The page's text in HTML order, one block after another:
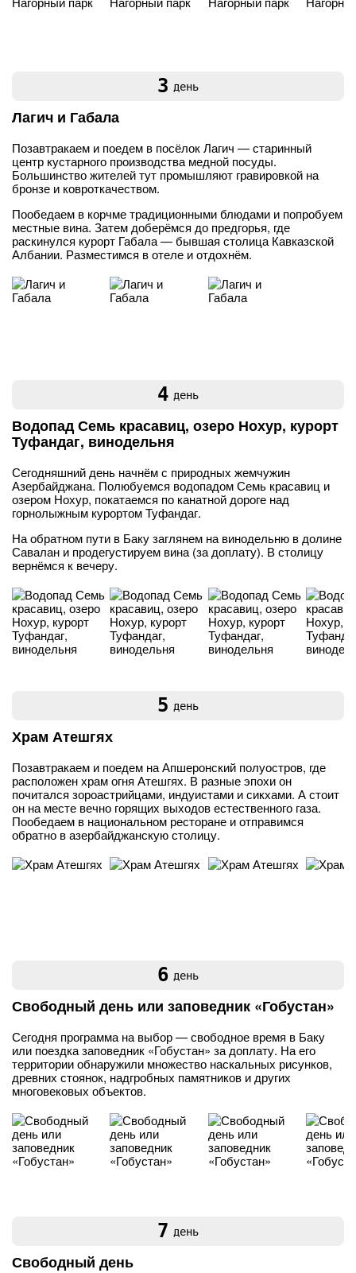
3 день
Лагич и Габала
Позавтракаем и поедем в посёлок Лагич — старинный
центр кустарного производства медной посуды.
Большинство жителей тут промышляют гравировкой на
бронзе и ковроткачеством.
Пообедаем в корчме традиционными блюдами и попробуем
местные вина. Затем доберёмся до предгорья, где
раскинулся курорт Габала — бывшая столица Кавказской
Албании. Разместимся в отеле и отдохнём.
4 день
Водопад Семь красавиц, озеро Нохур, курорт
Туфандаг, винодельня
Сегодняшний день начнём с природных жемчужин
Азербайджана. Полюбуемся водопадом Семь красавиц и
озером Нохур, покатаемся по канатной дороге над
горнолыжным курортом Туфандаг.
На обратном пути в Баку заглянем на винодельню в долине
Савалан и продегустируем вина (за доплату). В столицу
вернёмся к вечеру.
5 день
Храм Атешгях
Позавтракаем и поедем на Апшеронский полуостров, где
расположен храм огня Атешгях. В разные эпохи он
почитался зороастрийцами, индуистами и сикхами. А стоит
он на месте вечно горящих выходов естественного газа.
Пообедаем в национальном ресторане и отправимся
обратно в азербайджанскую столицу.
6 день
Свободный день или заповедник «Гобустан»
Сегодня программа на выбор — свободное время в Баку
или поездка заповедник «Гобустан» за доплату. На его
территории обнаружили множество наскальных рисунков,
древних стоянок, надгробных памятников и других
многовековых объектов.
7 день
Свободный день